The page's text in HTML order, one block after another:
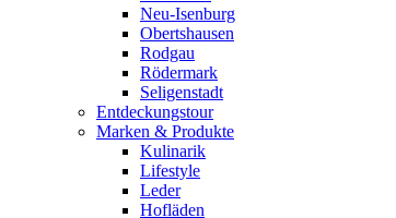
Neu-Isenburg
Obertshausen
Rodgau
Rödermark
Seligenstadt
Entdeckungstour
Marken & Produkte
Kulinarik
Lifestyle
Leder
Hofläden